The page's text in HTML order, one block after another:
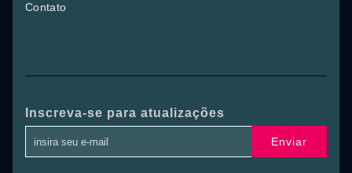
Contato
Inscreva-se para atualizações
Enviar